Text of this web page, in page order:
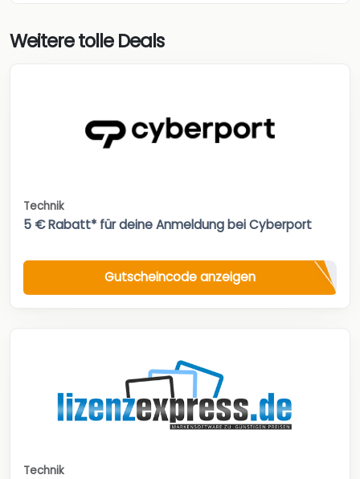
Weitere tolle Deals
Technik
5 € Rabatt* für deine Anmeldung bei Cyberport
Gutscheincode anzeigen
Technik